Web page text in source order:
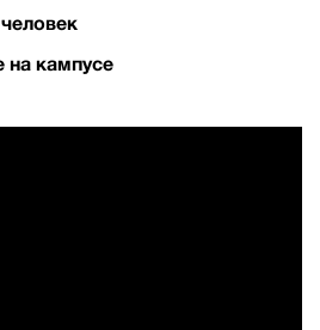
на кампусе